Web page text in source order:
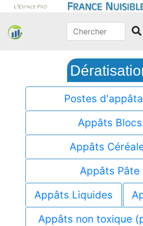
Postes
Appâts Blocs
Appâts
Appâts Pâte
Appâts Liquides
Appâts non toxique